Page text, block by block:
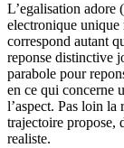
L’egalisation adore
electronique unique
correspond autant
reponse distinctive
parabole pour
en ce qui concerne
l’aspect. Pas loin la
trajectoire propose,
realiste.